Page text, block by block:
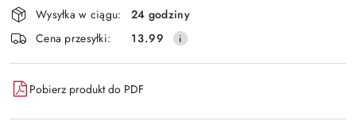
Wysyłka w ciągu:
24 godziny
Cena przesyłki:
13.99
Pobierz produkt do PDF